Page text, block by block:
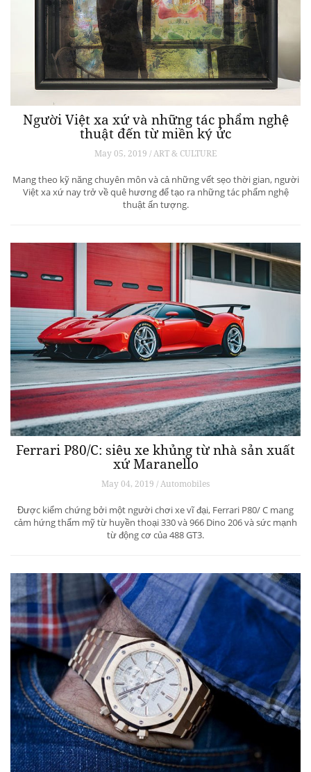
Người Việt xa xứ và những tác phẩm nghệ
thuật đến từ miền ký ức
May 05, 2019 / ART & CULTURE
Mang theo kỹ năng chuyên môn và cả những vết sẹo thời gian, người
Việt xa xứ nay trở về quê hương để tạo ra những tác phẩm nghệ
thuật ấn tượng.
Ferrari P80/C: siêu xe khủng từ ​​nhà sản xuất
xứ Maranello
May 04, 2019 / Automobiles
Được kiểm chứng bởi một người chơi xe vĩ đại, Ferrari P80/ C mang
cảm hứng thẩm mỹ từ huyền thoại 330 và 966 Dino 206 và sức mạnh
từ động cơ của 488 GT3.